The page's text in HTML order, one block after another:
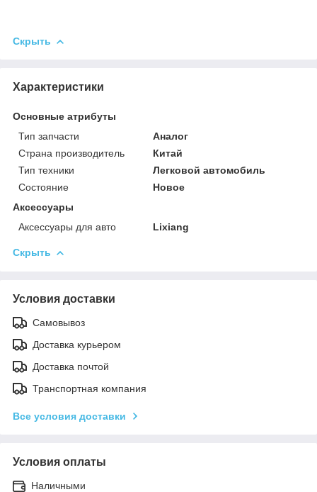
Скрыть
Характеристики
Основные атрибуты
Тип запчасти
Аналог
Страна производитель
Китай
Тип техники
Легковой автомобиль
Состояние
Новое
Аксессуары
Аксессуары для авто
Lixiang
Скрыть
Условия доставки
Самовывоз
Доставка курьером
Доставка почтой
Транспортная компания
Все условия доставки
Условия оплаты
Наличными